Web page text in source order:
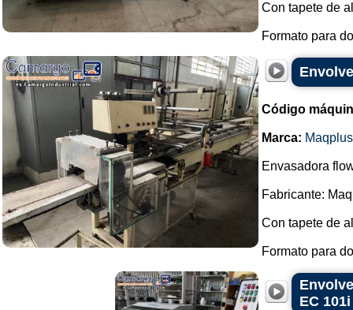
Con tapete de
Formato para
Código
Marca: Maqplus
Envasadora
Fabricante:
Con tapete de
Formato para
EC 101i